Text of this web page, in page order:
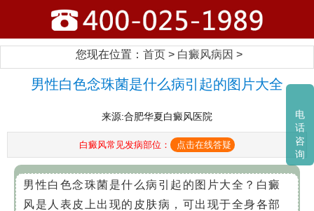
您现在位置： 首页 > 白癜风病因 >
男性白色念珠菌是什么病引起的图片大全
来源:合肥华夏白癜风医院
白癜风常见发病部位： 点击在线答疑
男性白色念珠菌是什么病引起的图片大全？白癜
风是人表皮上出现的皮肤病，可出现于全身各部
电
话
咨
询